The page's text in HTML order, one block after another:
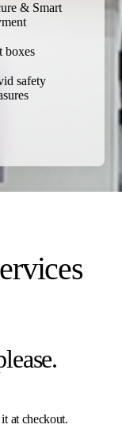
& Smart
boxes
safety
at checkout.